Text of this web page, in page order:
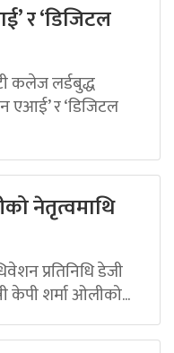
र ‘डिजिटल
कलेज लर्डबुद्ध
र ‘डिजिटल
नेतृत्वमाथि
प्रतिनिधि डेजी
केपी शर्मा ओलीको...